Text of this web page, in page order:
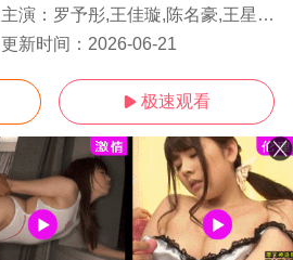
主演： 罗予彤,王佳璇,陈名豪,王星玮,刘以褐,李一沐,魏埻,刘佳烨,汪芦云,栾竣淏,吴锦霓,刘旺
更新时间： 2026-06-21
 极速观看